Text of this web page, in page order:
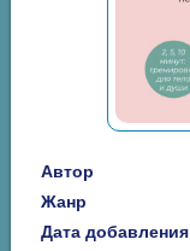
Автор
Жанр
Дата добавления